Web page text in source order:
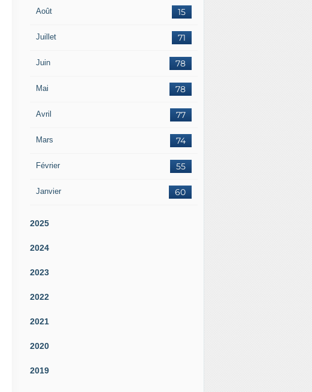
Août 15
Juillet 71
Juin 78
Mai 78
Avril 77
Mars 74
Février 55
Janvier 60
2025
2024
2023
2022
2021
2020
2019